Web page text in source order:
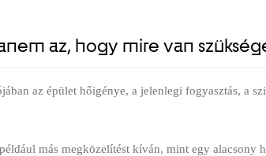
az, hogy mire van
az épület hőigénye, a jelenlegi fogyasztás, a
más megközelítést kíván, mint egy alacsony